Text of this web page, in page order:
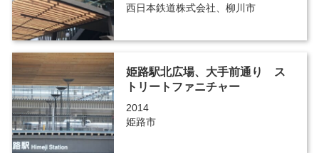
西日本鉄道株式会社、柳川市
姫路駅北広場、大手前通り ス
トリートファニチャー
2014
姫路市